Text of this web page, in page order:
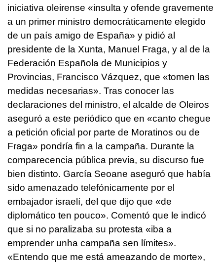
iniciativa oleirense «insulta y ofende gravemente
a un primer ministro democráticamente elegido
de un país amigo de España» y pidió al
presidente de la Xunta, Manuel Fraga, y al de la
Federación Española de Municipios y
Provincias, Francisco Vázquez, que «tomen las
medidas necesarias». Tras conocer las
declaraciones del ministro, el alcalde de Oleiros
aseguró a este periódico que en «canto chegue
a petición oficial por parte de Moratinos ou de
Fraga» pondría fin a la campaña. Durante la
comparecencia pública previa, su discurso fue
bien distinto. García Seoane aseguró que había
sido amenazado telefónicamente por el
embajador israelí, del que dijo que «de
diplomático ten pouco». Comentó que le indicó
que si no paralizaba su protesta «iba a
emprender unha campaña sen límites».
«Entendo que me está ameazando de morte»,